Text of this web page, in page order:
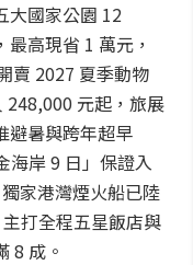
大國家公園 12
高現省 1 萬元，
賣 2027 夏季動物
248,000 元起，旅展
避暑與跨年超早
海岸 9 日」保證入
家港灣煙火船已陸
打全程五星飯店與
8 成。